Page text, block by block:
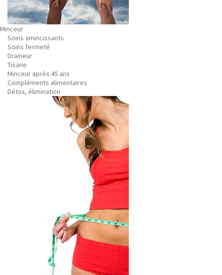
Minceur
Soins amincissants
Soins fermeté
Draineur
Tisane
Minceur après 45 ans
Compléments alimentaires
Détox, élimination